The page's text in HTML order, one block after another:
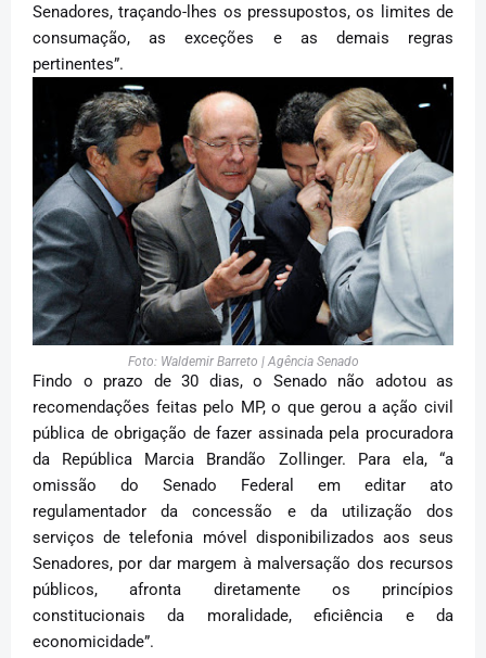
Senadores, traçando-lhes os pressupostos, os limites de
consumação, as exceções e as demais regras
pertinentes”.
Foto: Waldemir Barreto | Agência Senado
Findo o prazo de 30 dias, o Senado não adotou as
recomendações feitas pelo MP, o que gerou a ação civil
pública de obrigação de fazer assinada pela procuradora
da República Marcia Brandão Zollinger. Para ela, “a
omissão do Senado Federal em editar ato
regulamentador da concessão e da utilização dos
serviços de telefonia móvel disponibilizados aos seus
Senadores, por dar margem à malversação dos recursos
públicos, afronta diretamente os princípios
constitucionais da moralidade, eficiência e da
economicidade”.